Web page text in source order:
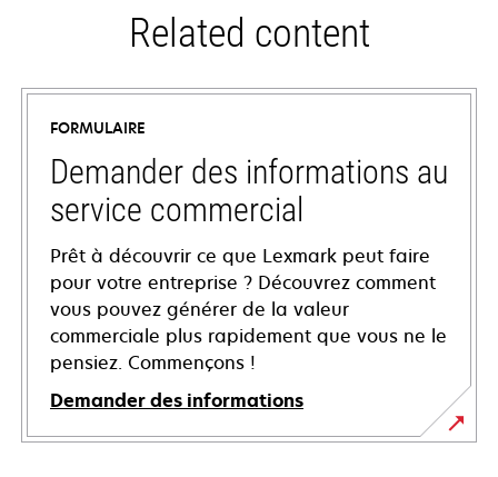
Related content
FORMULAIRE
Demander des informations au
service commercial
Prêt à découvrir ce que Lexmark peut faire
pour votre entreprise ? Découvrez comment
vous pouvez générer de la valeur
commerciale plus rapidement que vous ne le
pensiez. Commençons !
Demander des informations